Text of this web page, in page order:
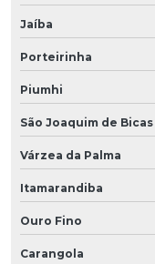
Jaíba
Porteirinha
Piumhi
São Joaquim de Bicas
Várzea da Palma
Itamarandiba
Ouro Fino
Carangola